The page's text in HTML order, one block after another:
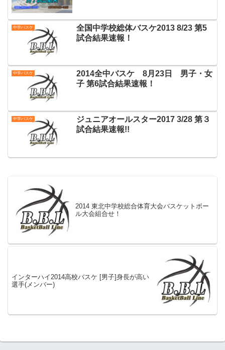
中学バスケ
全国中学校総体バスケ2013 8/23 第5
試合結果速報！
中学バスケ
2014全中バスケ 8月23日 男子・女
子 第6試合結果速報！
中学バスケ
ジュニアオールスター2017 3/28 第３
試合結果速報!!
2014 東北中学校総合体育大会バスケットボー
ル大会組合せ！
インターハイ2014高校バスケ [男子]身長が高い
選手(メンバー)